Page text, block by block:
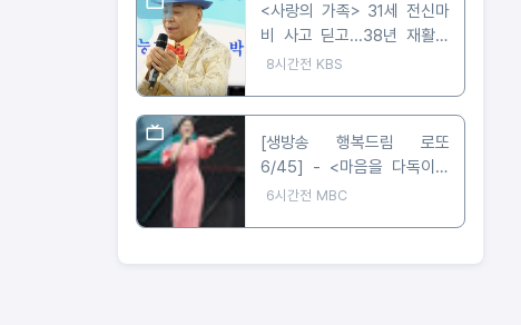
<사랑의 가족> 31세 전신마
비 사고 딛고...38년 재활이
빚어낸 트로트 가수의 꿈
8시간전 KBS
[생방송 행복드림 로또
6/45] - <마음을 다독이는
목소리로 온정을 나누는 가수
6시간전 MBC